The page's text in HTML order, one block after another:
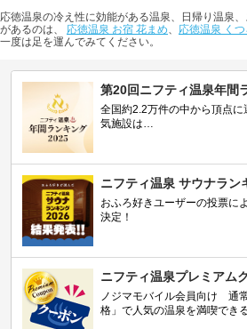
応徳温泉の冷え性に効能がある温泉、日帰り温泉
があるのは、 応徳温泉 お宿 花まめ 応徳温泉 く
一度は足を運んでみてください。
第20回ニフティ温泉年間
全国約2.2万件の中から頂点に
気施設は…
ニフティ温泉 サウナラン
おふろ好きユーザーの投票に
決定！
ニフティ温泉プレミアム
ノジマモバイル会員向け 通
格」で人気の温泉を満喫でき